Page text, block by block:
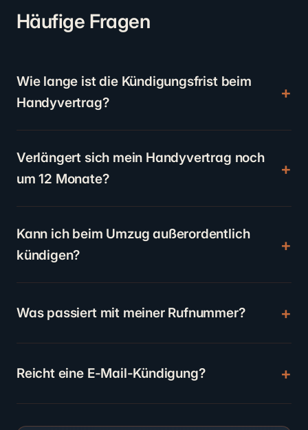
Häufige Fragen
Wie lange ist die Kündigungsfrist beim
Handyvertrag?
Verlängert sich mein Handyvertrag noch
um 12 Monate?
Kann ich beim Umzug außerordentlich
kündigen?
Was passiert mit meiner Rufnummer?
Reicht eine E-Mail-Kündigung?